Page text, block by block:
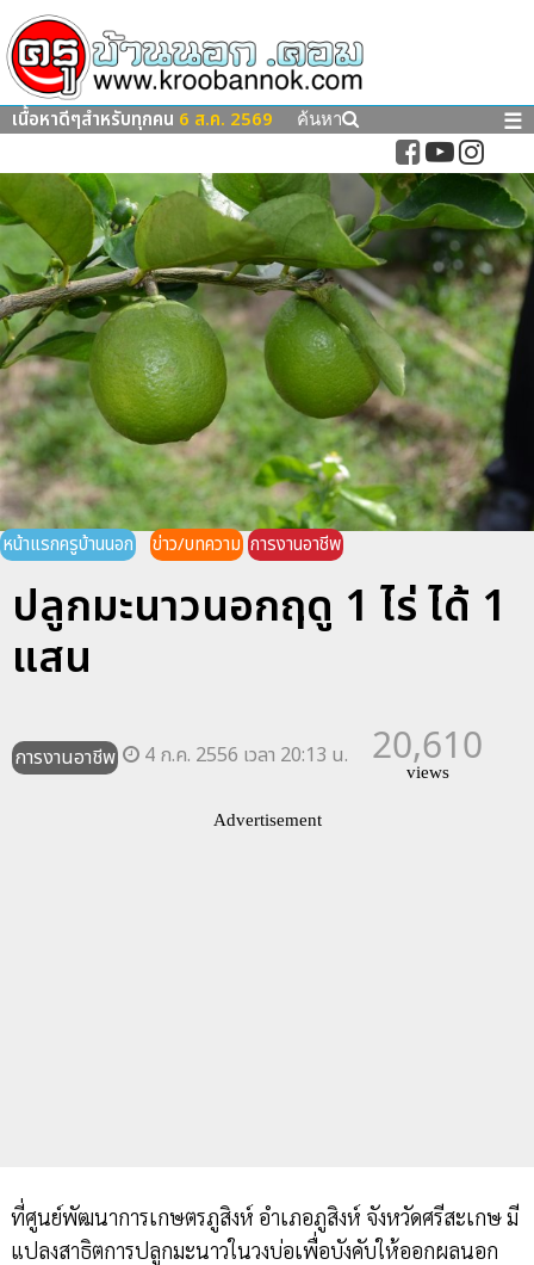
เนื้อหาดีๆสำหรับทุกคน 6 ส.ค. 2569 ค้นหา ☰
หน้าแรกครูบ้านนอก ข่าว/บทความ การงานอาชีพ
ปลูกมะนาวนอกฤดู 1 ไร่ ได้ 1
แสน
การงานอาชีพ 4 ก.ค. 2556 เวลา 20:13 น. 20,610
views
Advertisement
ที่ศูนย์พัฒนาการเกษตรภูสิงห์ อำเภอภูสิงห์ จังหวัดศรีสะเกษ มี
แปลงสาธิตการปลูกมะนาวในวงบ่อเพื่อบังคับให้ออกผลนอก